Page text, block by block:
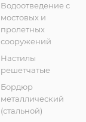
Водоотведение с
мостовых и
пролетных
сооружений
Настилы
решетчатые
Бордюр
металлический
(стальной)